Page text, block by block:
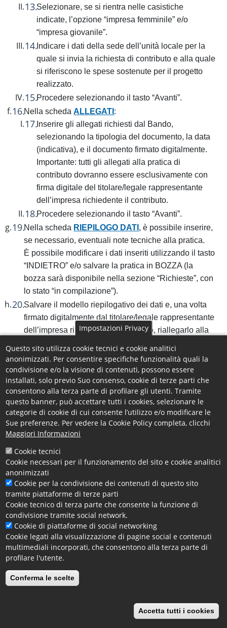
Selezionare, se si rientra nelle casistiche
indicate, l’opzione “impresa femminile” e/o
“impresa giovanile”.
Indicare i dati della sede dell’unità locale per la
quale si invia la richiesta di contributo e alla quale
si riferiscono le spese sostenute per il progetto
realizzato.
Procedere selezionando il tasto “Avanti”.
Nella schedaALLEGATI :
Inserire gli allegati richiesti dal Bando,
selezionando la tipologia del documento, la data
(indicativa), e il documento firmato digitalmente.
Importante: tutti gli allegati alla pratica di
contributo dovranno essere esclusivamente con
firma digitale del titolare/legale rappresentante
dell’impresa richiedente il contributo.
Procedere selezionando il tasto “Avanti”.
Nella scheda RIEPILOGO DATI , è possibile inserire,
se necessario, eventuali note tecniche alla pratica.
È possibile modificare i dati inseriti utilizzando il tasto
“INDIETRO” e/o salvare la pratica in BOZZA (la
bozza sarà disponibile nella sezione “Richieste”, con
lo stato “in compilazione”).
Salvare il modello riepilogativo dei dati e, una volta
firmato digitalmente dal titolare/legale rappresentante
dell’impresa richiedente il contributo, riallegarlo alla
Procedere con l’invio della pratica selezionando il
tasto “INVIA”.
A conclusione della procedura, la piattaforma invia in
automatico un’email all’indirizzo di posta elettronica
indicato in fase di registrazione con il numero di
protocollo della pratica inviata.
Potrete trovare nella sezione
contatticontraddistinta dal simbolo
i video per l'accesso e la presentazione delle domande,
oltre che la sezionesupportoper avere assistenza
sull'utilizzo del servizio.
Ulteriori informazioni
Impostazioni Privacy
Questo sito utilizza cookie tecnici e cookie analitici
anonimizzati. Per consentire specifiche funzionalità quali la
condivisione e/o la visione di contenuti, possono essere
installati, solo previo Suo consenso, cookie di terze parti che
consentono alla terza parte di profilare gli utenti. Tramite
questo banner, può accettare tutti i cookies, selezionare le
categorie di cookie di cui consente l’utilizzo e/o modificare le
Sue preferenze. Per vedere la Cookie Policy completa, clicchi
Maggiori Informazioni
Cookie tecnici
Cookie necessari per il funzionamento del sito e cookie analitici
anonimizzati
Cookie per la condivisione dei contenuti di questo sito
tramite piattaforme di terze parti
Cookie tecnico di terza parte che consente la funzione di
condivisione tramite social network.
Cookie di piattaforme di social networking
Cookie legati alla visualizzazione di pagine social e contenuti
multimediali incorporati, che consentono alla terza parte di
profilare l'utente.
Conferma le scelte
Accetta tutti i cookies